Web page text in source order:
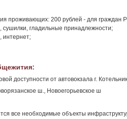
проживающих: 200 рублей - для граждан
гладильные принадлежности;
интернет;
доступности от автовокзала г.
ш., Новоегорьевское ш
все необходимые объекты